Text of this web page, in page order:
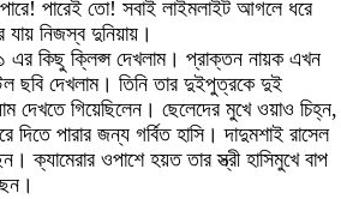
পারেই তো! সবাই লাইমলাইট আগলে ধরে
নিজস্ব দুনিয়ায়।
১ এর কিছু ক্লিপ্স দেখলাম। প্রাক্তন নায়ক এখন
ছবি দেখলাম। তিনি তার দুইপুত্রকে দুই
দেখতে গিয়েছিলেন। ছেলেদের মুখে ওয়াও চিহ্ন,
দিতে পারার জন্য গর্বিত হাসি। দাদুমশাই রাসেল
ক্যামেরার ওপাশে হয়ত তার স্ত্রী হাসিমুখে বাপ